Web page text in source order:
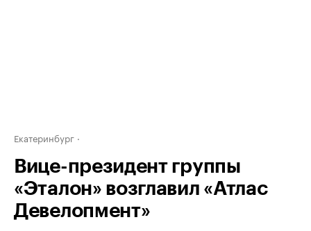
Екатеринбург
Вице-президент группы
«Эталон» возглавил «Атлас
Девелопмент»